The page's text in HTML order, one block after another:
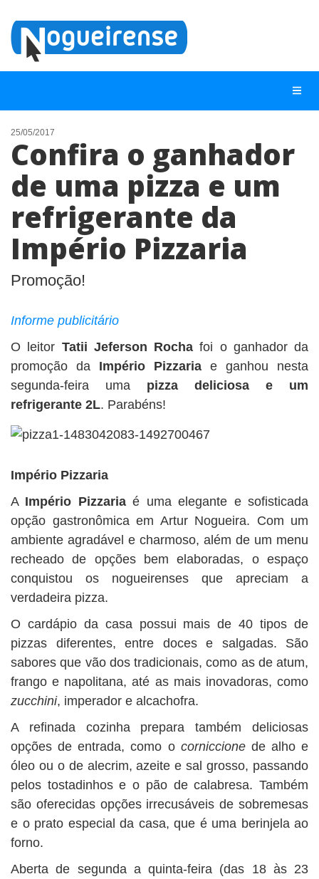
NOTÍCIAS
LISTA DIGITAL
TELEFONES ÚTEIS
QUEM SOMOS
CONTATO
ANUNCIE
25/05/2017
Confira o ganhador
de uma pizza e um
refrigerante da
Império Pizzaria
Promoção!
Informe publicitário
O leitor Tatii Jeferson Rocha foi o ganhador da
promoção da Império Pizzaria e ganhou nesta
segunda-feira uma pizza deliciosa e um
refrigerante 2L. Parabéns!
Império Pizzaria
A Império Pizzariaé uma elegante e sofisticada
opção gastronômica em Artur Nogueira. Com um
ambiente agradável e charmoso, além de um menu
recheado de opções bem elaboradas, o espaço
conquistou os nogueirenses que apreciam a
verdadeira pizza.
O cardápio da casa possui mais de 40 tipos de
pizzas diferentes, entre doces e salgadas. São
sabores que vão dos tradicionais, como as de atum,
frango e napolitana, até as mais inovadoras, como
zucchini, imperador e alcachofra.
A refinada cozinha prepara também deliciosas
opções de entrada, como o corniccionede alho e
óleo ou o de alecrim, azeite e sal grosso, passando
pelos tostadinhos e o pão de calabresa. Também
são oferecidas opções irrecusáveis de sobremesas
e o prato especial da casa, que é uma berinjela ao
forno.
Aberta de segunda a quinta-feira (das 18 às 23